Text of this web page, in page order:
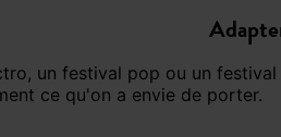
un festival pop ou un
ce qu'on a envie de porter.